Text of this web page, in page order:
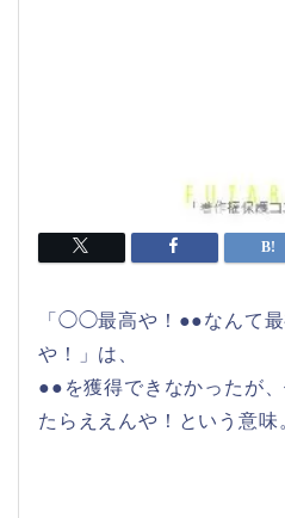
「◯◯最高や！●●なんて
や！」は、
●●を獲得できなかったが
たらええんや！という意味